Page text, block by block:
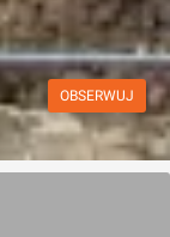
OBSERWUJ